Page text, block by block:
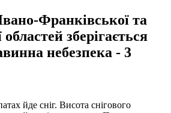
Франківської та
зберігається
небезпека - 3
йде сніг. Висота снігового